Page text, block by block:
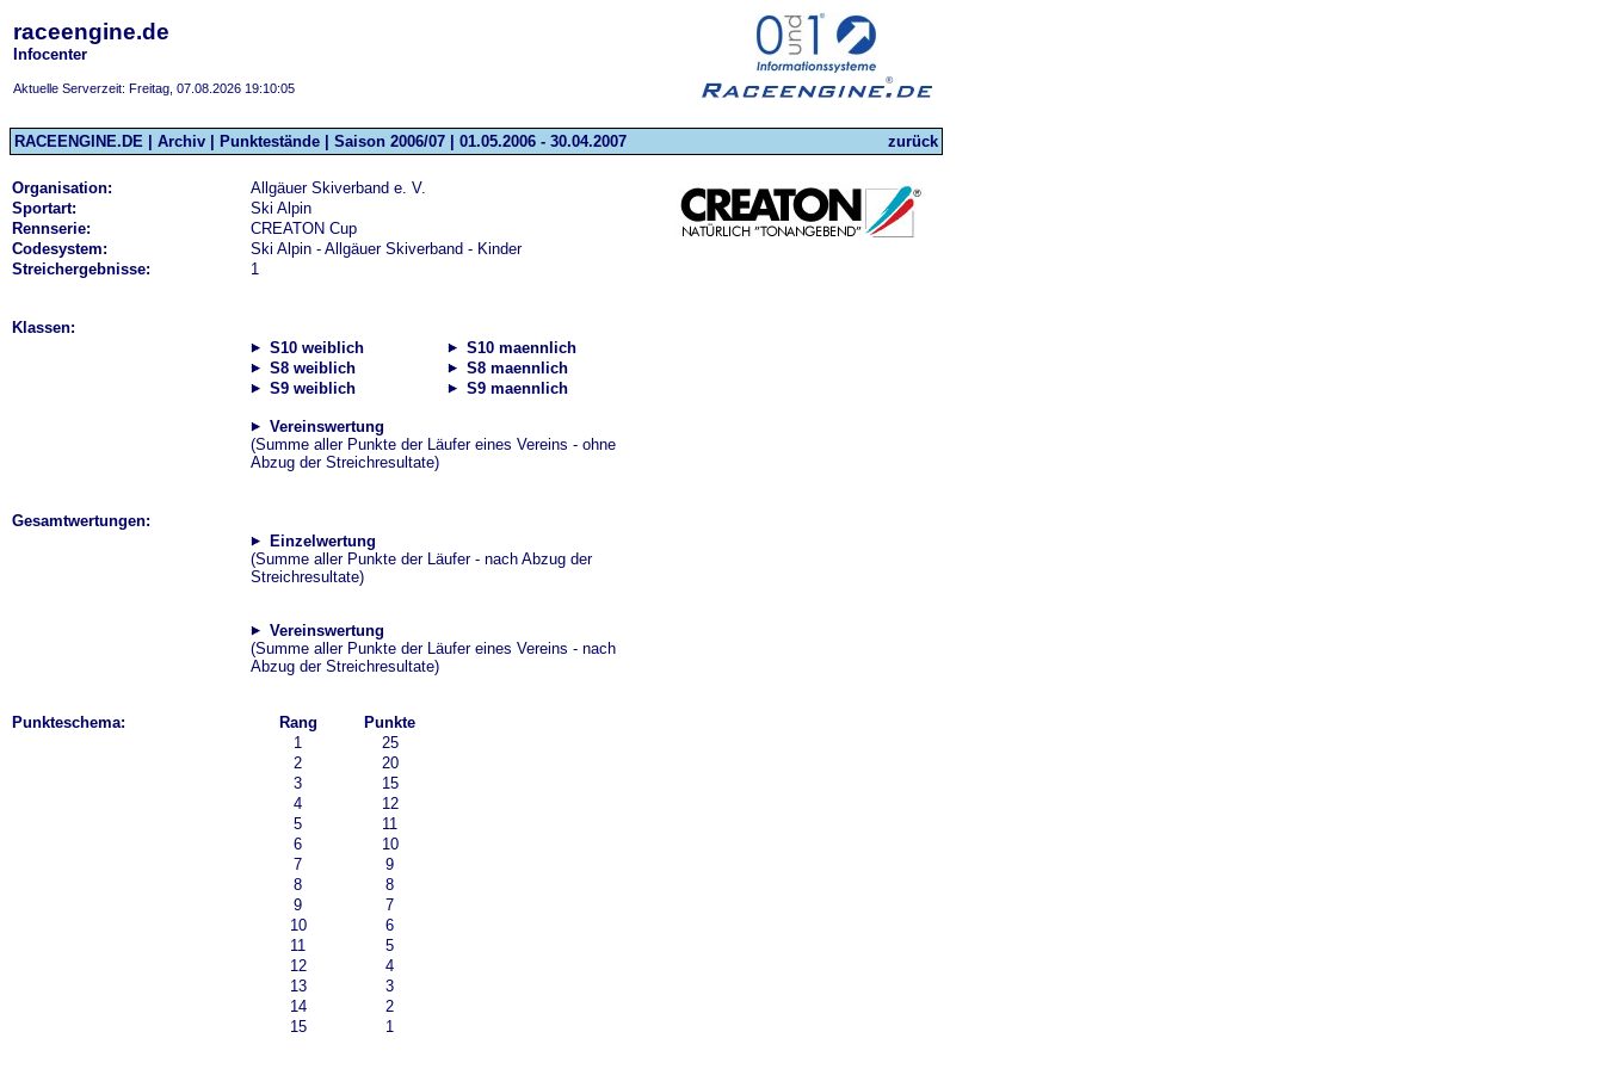
raceengine.de
Infocenter
Aktuelle Serverzeit: Freitag, 07.08.2026 19:10:05
RACEENGINE.DE | Archiv | Punktestände | Saison 2006/07 | 01.05.2006 - 30.04.2007 zurück
Organisation:
Allgäuer Skiverband e. V.
Sportart:
Ski Alpin
Rennserie:
CREATON Cup
Codesystem:
Ski Alpin - Allgäuer Skiverband - Kinder
Streichergebnisse:
1
Klassen:
S10 weiblich
S10 maennlich
S8 weiblich
S8 maennlich
S9 weiblich
S9 maennlich
Vereinswertung
(Summe aller Punkte der Läufer eines Vereins - ohne
Abzug der Streichresultate)
Gesamtwertungen:
Einzelwertung
(Summe aller Punkte der Läufer - nach Abzug der
Streichresultate)
Vereinswertung
(Summe aller Punkte der Läufer eines Vereins - nach
Abzug der Streichresultate)
Punkteschema: Rang
Punkte
1
25
2
20
3
15
4
12
5
11
6
10
7
9
8
8
9
7
10
6
11
5
12
4
13
3
14
2
15
1